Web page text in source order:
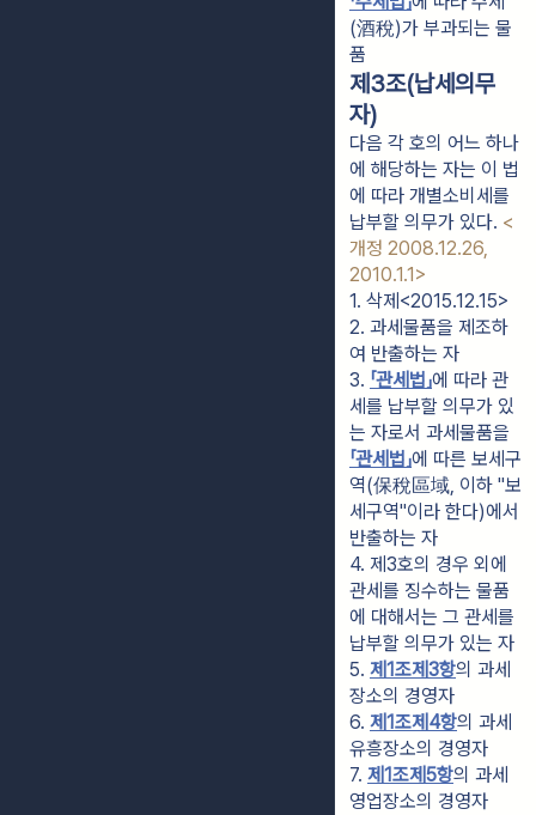
(酒稅)가 부과되는 물
품
제3조(납세의무
자)
다음 각 호의 어느 하나
에 해당하는 자는 이 법
에 따라 개별소비세를
납부할 의무가 있다. <
개정 2008.12.26,
2010.1.1>
1. 삭제<2015.12.15>
2. 과세물품을 제조하
여 반출하는 자
3. 「관세법」에 따라 관
세를 납부할 의무가 있
「관세법」에 따른 보세구
역(保稅區域, 이하 "보
세구역"이라 한다)에서
반출하는 자
4. 제3호의 경우 외에
관세를 징수하는 물품
에 대해서는 그 관세를
납부할 의무가 있는 자
5. 제1조제3항의 과세
장소의 경영자
6. 제1조제4항의 과세
유흥장소의 경영자
7. 제1조제5항의 과세
영업장소의 경영자